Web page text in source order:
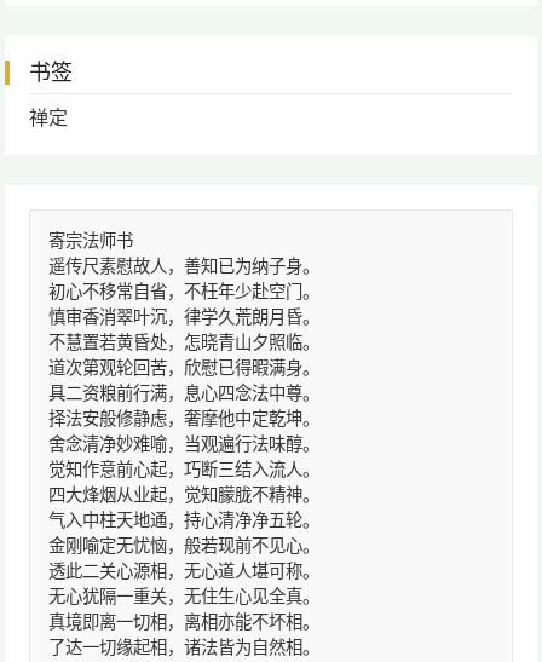
书签
禅定
寄宗法师书
遥传尺素慰故人，善知已为纳子身。
初心不移常自省，不枉年少赴空门。
慎审香消翠叶沉，律学久荒朗月昏。
不慧置若黄昏处，怎晓青山夕照临。
道次第观轮回苦，欣慰已得暇满身。
具二资粮前行满，息心四念法中尊。
择法安般修静虑，奢摩他中定乾坤。
舍念清净妙难喻，当观遍行法味醇。
觉知作意前心起，巧断三结入流人。
四大烽烟从业起，觉知朦胧不精神。
气入中柱天地通，持心清净净五轮。
金刚喻定无忧恼，般若现前不见心。
透此二关心源相，无心道人堪可称。
无心犹隔一重关，无住生心见全真。
真境即离一切相，离相亦能不坏相。
了达一切缘起相，诸法皆为自然相。